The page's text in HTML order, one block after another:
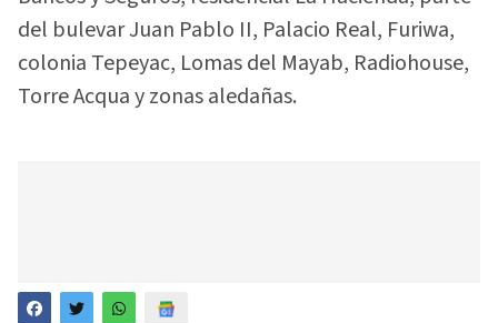
del bulevar Juan Pablo II, Palacio Real, Furiwa,
colonia Tepeyac, Lomas del Mayab, Radiohouse,
Torre Acqua y zonas aledañas.